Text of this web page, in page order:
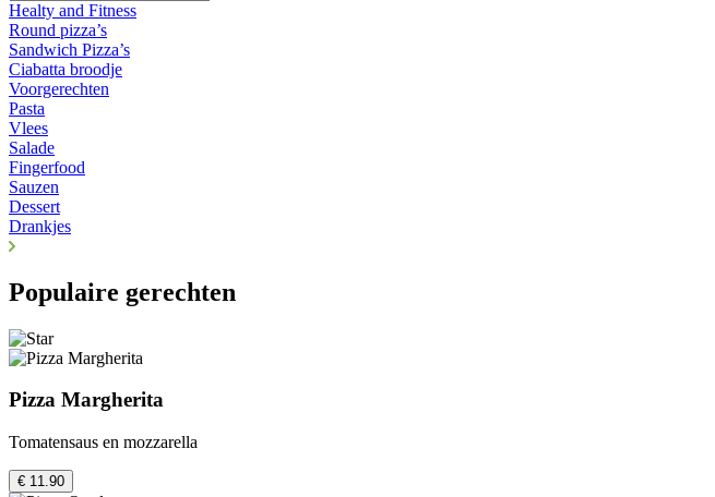
Healty and Fitness
Round pizza’s
Sandwich Pizza’s
Ciabatta broodje
Voorgerechten
Pasta
Vlees
Salade
Fingerfood
Sauzen
Dessert
Drankjes
Populaire gerechten
Pizza Margherita
Tomatensaus en mozzarella
€ 11.90